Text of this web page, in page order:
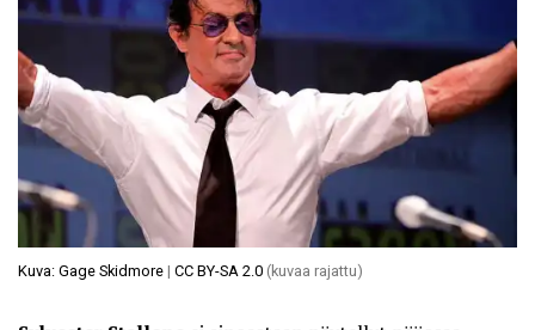
Kuva: Gage Skidmore | CC BY-SA 2.0 (kuvaa rajattu)